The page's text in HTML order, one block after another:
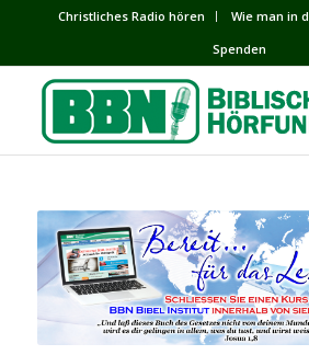
Сhristliches Radio hören
Wie man in
Spenden